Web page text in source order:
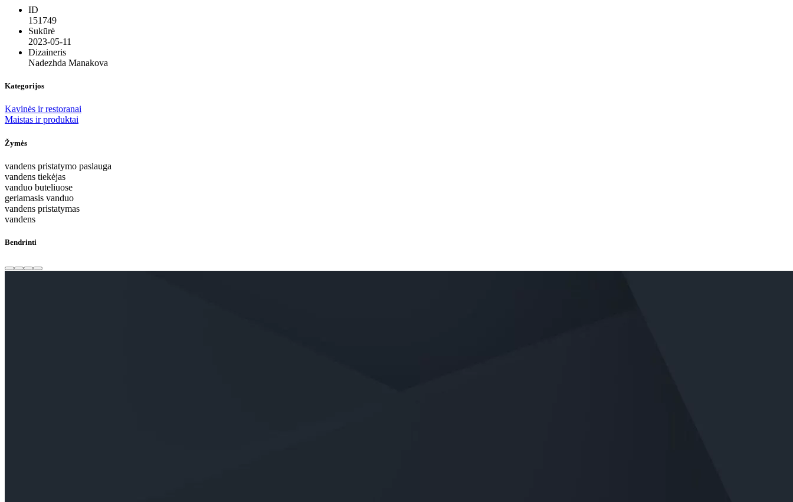
ID
151749
Sukūrė
2023-05-11
Dizaineris
Nadezhda Manakova
Kategorijos
Kavinės ir restoranai
Maistas ir produktai
Žymės
vandens pristatymo paslauga
vandens tiekėjas
vanduo buteliuose
geriamasis vanduo
vandens pristatymas
vandens
Bendrinti